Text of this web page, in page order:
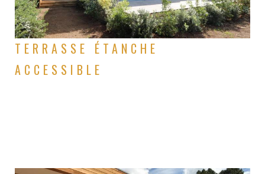
TERRASSE ÉTANCHE
ACCESSIBLE